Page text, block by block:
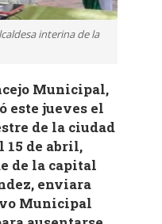
interina de la
Municipal,
este jueves el
de la ciudad
15 de abril,
de la capital
enviara
Municipal